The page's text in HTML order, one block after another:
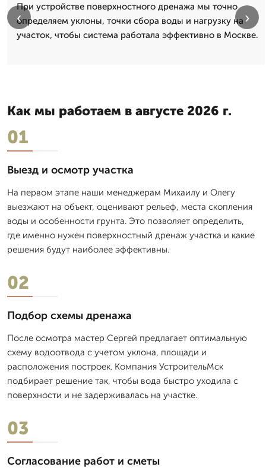
При устройстве поверхностного дренажа мы точно
определяем уклоны, точки сбора воды и нагрузку на
участок, чтобы система работала эффективно в Москве.
‹ ›
Как мы работаем в августе 2026 г.
01
Выезд и осмотр участка
На первом этапе наши менеджерам Михаилу и Олегу
выезжают на объект, оценивают рельеф, места скопления
воды и особенности грунта. Это позволяет определить,
где именно нужен поверхностный дренаж участка и какие
решения будут наиболее эффективны.
02
Подбор схемы дренажа
После осмотра мастер Сергей предлагает оптимальную
схему водоотвода с учетом уклона, площади и
расположения построек. Компания УстроительМск
подбирает решение так, чтобы вода быстро уходила с
поверхности и не задерживалась на участке.
03
Согласование работ и сметы